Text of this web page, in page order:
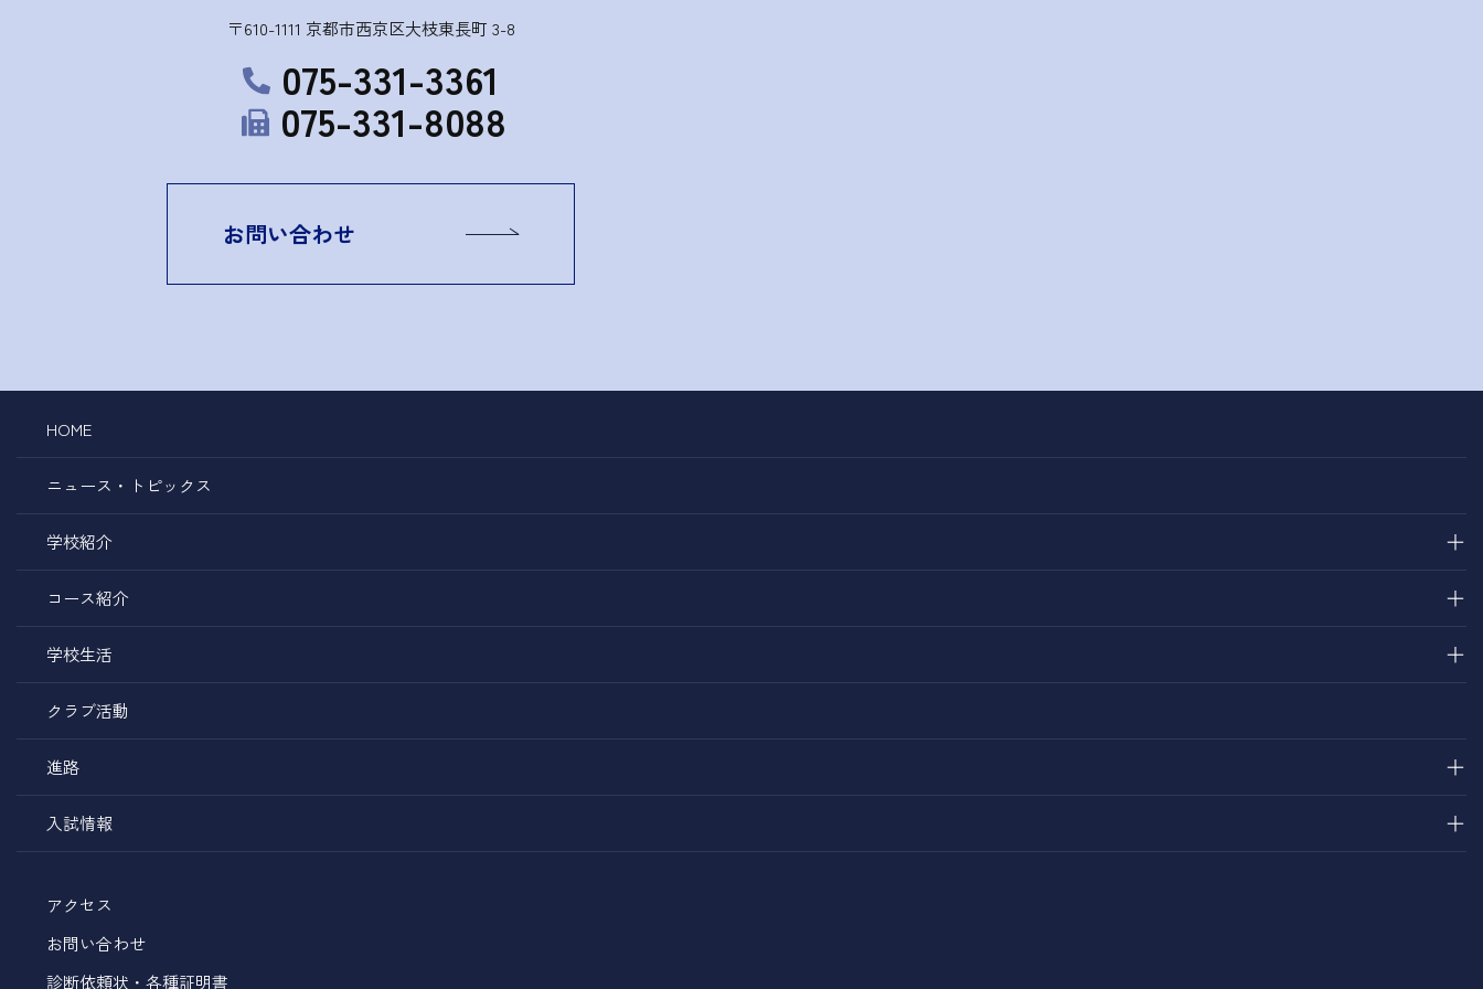
〒610-1111 京都市西京区大枝東長町 3-8
075-331-3361
075-331-8088
お問い合わせ
HOME
ニュース・トピックス
学校紹介 ＋
コース紹介 ＋
学校生活 ＋
クラブ活動
進路 ＋
入試情報 ＋
アクセス
お問い合わせ
診断依頼状・各種証明書